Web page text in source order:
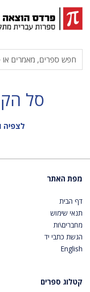
סל
לצפיה
מפת האתר
דף הבית
תנאי שימוש
מחברים\ות
הגשת כתבי יד
English
קטלוג ספרים